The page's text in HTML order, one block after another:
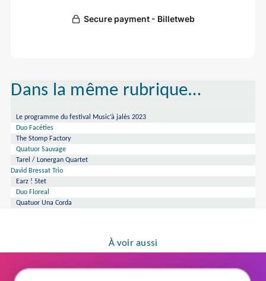
Dans la même rubrique…
Le programme du festival Music’à jalès 2023
Duo Facéties
The Stomp Factory
Quatuor Sauvage
Tarel / Lonergan Quartet
David Bressat Trio
Earz ! 5tet
Duo Floreal
Quatuor Una Corda
À voir aussi